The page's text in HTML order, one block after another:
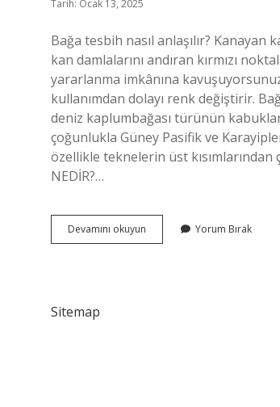
Tarih: Ocak 13, 2025
Bağa tesbih nasıl anlaşılır?
kan damlalarını andıran kırmızı
yararlanma imkânına
kullanımdan dolayı renk değiştirir.
deniz kaplumbağası türünün
çoğunlukla Güney Pasifik ve
özellikle teknelerin üst kısımlarından
NEDİR?…
Devamını okuyun Tesbihte
Bağa
Yorum Bırak
Sitemap